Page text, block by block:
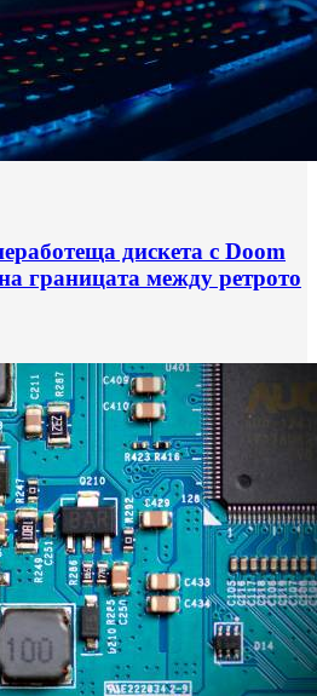
дискета с Doom
границата между ретрото